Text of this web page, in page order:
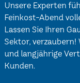
Unsere Experten
Feinkost-Abend
Lassen Sie Ihren
Sektor,
und langjährige
Kunden.